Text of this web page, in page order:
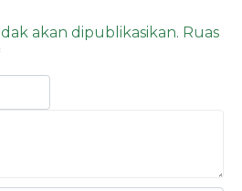
akan dipublikasikan. Ruas